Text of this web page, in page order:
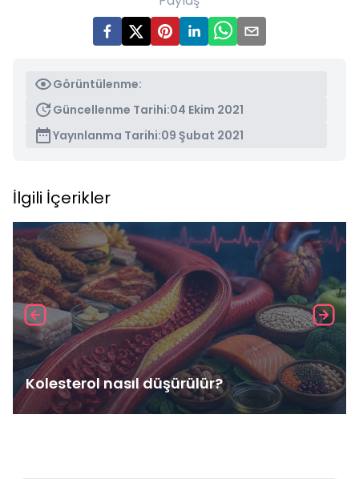
Görüntülenme:
Güncellenme Tarihi:04 Ekim 2021
Yayınlanma Tarihi:09 Şubat 2021
İlgili İçerikler
Kolesterol nasıl düşürülür?